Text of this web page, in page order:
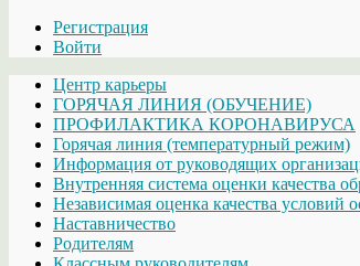
Регистрация
Войти
Центр карьеры
ГОРЯЧАЯ ЛИНИЯ (ОБУЧЕНИЕ)
ПРОФИЛАКТИКА КОРОНАВИРУСА
Горячая линия (температурный режим)
Информация от руководящих
Внутренняя система оценки качества
Независимая оценка качества условий
Наставничество
Родителям